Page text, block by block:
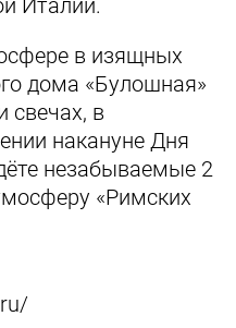
Италии.
в изящных
дома «Булошная»
свечах, в
накануне Дня
незабываемые 2
«Римских